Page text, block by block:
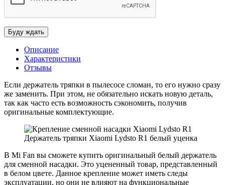
Описание
Характеристики
Отзывы
Если держатель тряпки в пылесосе сломан, то его нужно сразу
же заменить. При этом, не обязательно искать новую деталь,
так как часто есть возможность сэкономить, получив
оригинальные комплектующие.
Держатель тряпки Xiaomi Lydsto R1 белый уценка
В Mi Fan вы сможете купить оригинальный белый держатель
для сменной насадки. Это уцененный товар, представленный
в белом цвете. Данное крепление может иметь следы
эксплуатации, но они не влияют на функциональные